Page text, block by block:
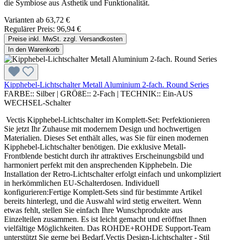
die Symbiose aus Ästhetik und Funktionalität.
Varianten ab 63,72 €
Regulärer Preis: 96,94 €
Preise inkl. MwSt. zzgl. Versandkosten
In den Warenkorb
Kipphebel-Lichtschalter Metall Aluminium 2-fach. Round Series
FARBE:: Silber | GRÖßE:: 2-Fach | TECHNIK:: Ein-AUS
WECHSEL-Schalter
Vectis Kipphebel-Lichtschalter im Komplett-Set: Perfektionieren
Sie jetzt Ihr Zuhause mit modernem Design und hochwertigen
Materialien. Dieses Set enthält alles, was Sie für einen modernen
Kipphebel-Lichtschalter benötigen. Die exklusive Metall-
Frontblende besticht durch ihr attraktives Erscheinungsbild und
harmoniert perfekt mit den ansprechenden Kipphebeln. Die
Installation der Retro-Lichtschalter erfolgt einfach und unkompliziert
in herkömmlichen EU-Schalterdosen. Individuell
konfigurieren:Fertige Komplett-Sets sind für bestimmte Artikel
bereits hinterlegt, und die Auswahl wird stetig erweitert. Wenn
etwas fehlt, stellen Sie einfach Ihre Wunschprodukte aus
Einzelteilen zusammen. Es ist leicht gemacht und eröffnet Ihnen
vielfältige Möglichkeiten. Das ROHDE+ROHDE Support-Team
unterstützt Sie gerne bei Bedarf.Vectis Design-Lichtschalter - Stil